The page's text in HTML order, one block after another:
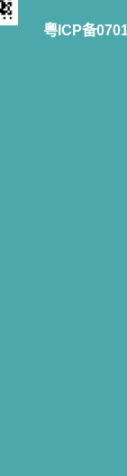
粤ICP备